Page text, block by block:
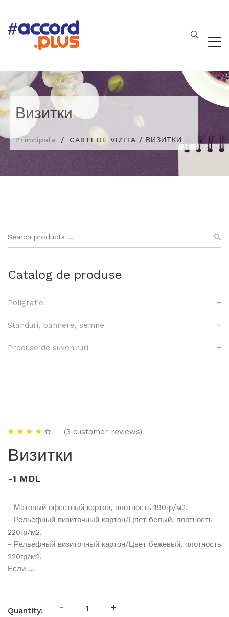
Визитки
Principala CARTI DE VIZITA / ВИЗИТКИ
Catalog de produse
Poligrafie +
Standuri, bannere, semne +
Produse de suveniruri +
(3 customer reviews)
Визитки
-1 MDL
- Матовый офсетный картон, плотность 190гр/м2.
- Рельефный визиточный картон/Цвет белый, плотность
220гр/м2.
- Рельефный визиточный картон/Цвет бежевый, плотность
220гр/м2.
Если ...
Quantity: - +